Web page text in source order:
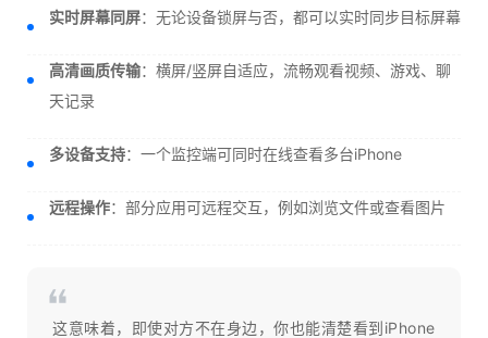
实时屏幕同屏：无论设备锁屏与否，都可以实时同步目标屏幕
高清画质传输：横屏/竖屏自适应，流畅观看视频、游戏、聊
天记录
多设备支持：一个监控端可同时在线查看多台iPhone
远程操作：部分应用可远程交互，例如浏览文件或查看图片
这意味着，即使对方不在身边，你也能清楚看到iPhone